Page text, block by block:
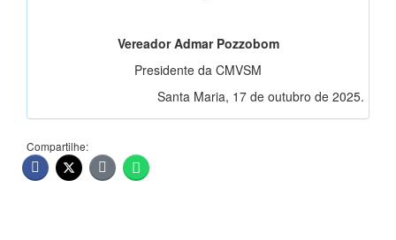
Vereador Admar Pozzobom
Presidente da CMVSM
Santa Maria, 17 de outubro de 2025.
Compartilhe: